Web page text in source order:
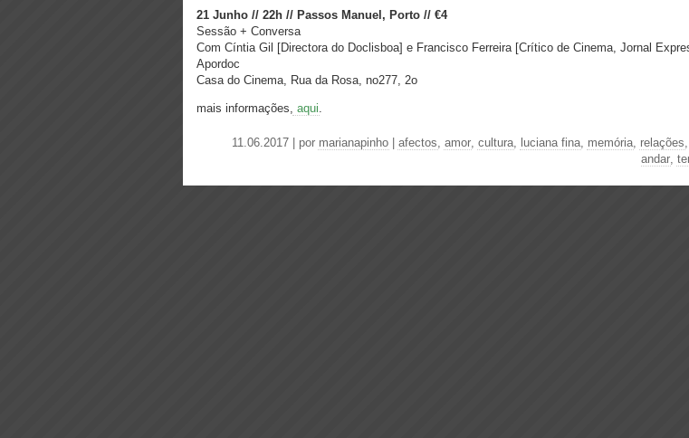
21 Junho // 22h // Passos Manuel, Porto // €4
Sessão + Conversa
Com Cíntia Gil [Directora do Doclisboa] e Francisco Ferreira [Crítico de Cinema, Jornal
Apordoc
Casa do Cinema, Rua da Rosa, no277, 2o
mais informações, aqui.
11.06.2017 | por marianapinho afectos, amor, cultura, luciana fina, memória, relações,
andar,